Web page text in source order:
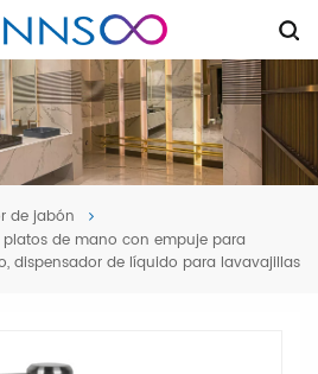
de jabón
de mano con empuje para
dispensador de líquido para lavavajillas